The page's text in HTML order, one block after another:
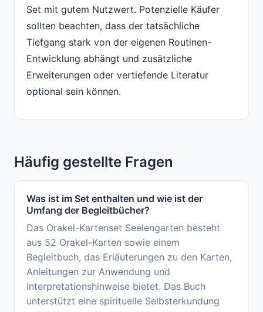
Set mit gutem Nutzwert. Potenzielle Käufer
sollten beachten, dass der tatsächliche
Tiefgang stark von der eigenen Routinen-
Entwicklung abhängt und zusätzliche
Erweiterungen oder vertiefende Literatur
optional sein können.
Häufig gestellte Fragen
Was ist im Set enthalten und wie ist der
Umfang der Begleitbücher?
Das Orakel-Kartenset Seelengarten besteht
aus 52 Orakel-Karten sowie einem
Begleitbuch, das Erläuterungen zu den Karten,
Anleitungen zur Anwendung und
Interpretationshinweise bietet. Das Buch
unterstützt eine spirituelle Selbsterkundung